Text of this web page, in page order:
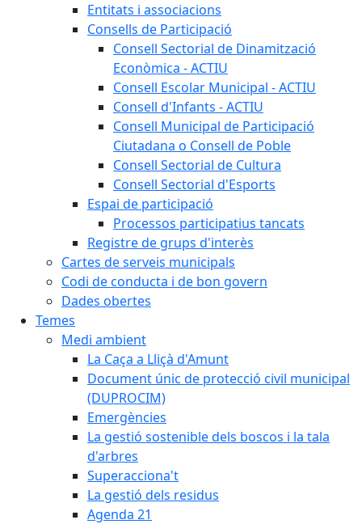
Entitats i associacions
Consells de Participació
Consell Sectorial de Dinamització
Econòmica - ACTIU
Consell Escolar Municipal - ACTIU
Consell d'Infants - ACTIU
Consell Municipal de Participació
Ciutadana o Consell de Poble
Consell Sectorial de Cultura
Consell Sectorial d'Esports
Espai de participació
Processos participatius tancats
Registre de grups d'interès
Cartes de serveis municipals
Codi de conducta i de bon govern
Dades obertes
Temes
Medi ambient
La Caça a Lliçà d'Amunt
Document únic de protecció civil municipal
(DUPROCIM)
Emergències
La gestió sostenible dels boscos i la tala
d'arbres
Superacciona't
La gestió dels residus
Agenda 21